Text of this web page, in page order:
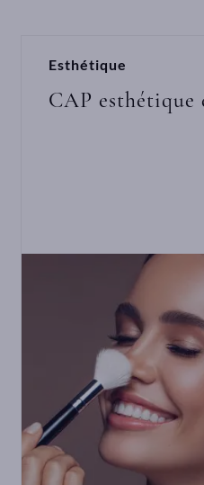
Esthétique
CAP esthétique